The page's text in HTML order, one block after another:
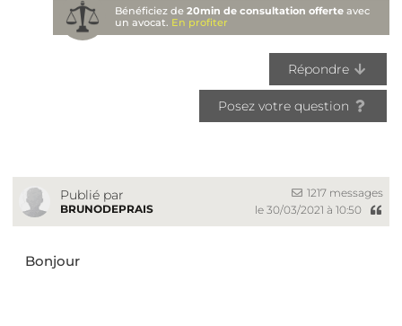
Bénéficiez de20min de consultation offerte avec
un avocat. En profiter
Répondre
Posez votre question
Publié par
BRUNODEPRAIS
1217 messages
le 30/03/2021 à 10:50
Bonjour